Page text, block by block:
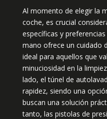
Al momento de elegir la
coche, es crucial
específicas y
mano ofrece un cuidado
ideal para aquellos que
minuciosidad en la
lado, el túnel de
rapidez, siendo una
buscan una solución
tanto, las pistolas de